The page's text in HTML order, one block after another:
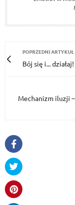
POPRZEDNI ARTYKUŁ
Bój się i...
Mechanizm iluzji